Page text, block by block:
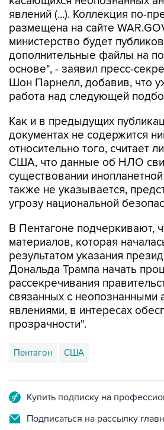
явлений (...). Коллекция по-
размещена на сайте
министерство будет
дополнительные файлы на
основе", - заявил пресс-
Шон Парнелл, добавив, что
работа над следующей
Как и в предыдущих
документах не содержится
относительно того, считает
США, что данные об НЛО
существовании
также не указывается,
угрозу национальной
В Пентагоне подчеркивают,
материалов, которая
результатом указания
Дональда Трампа начать
рассекречивания
связанных с неопознанными
явлениями, в интересах
прозрачности".
Пентагон США
Купить подписку на
Подписаться на рассылку